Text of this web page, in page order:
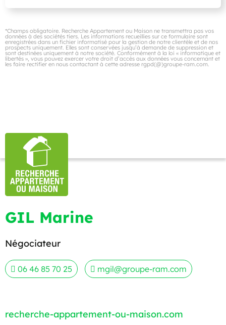
*Champs obligatoire. Recherche Appartement ou Maison ne transmettra pas vos
données à des sociétés tiers. Les informations recueillies sur ce formulaire sont
enregistrées dans un fichier informatisé pour la gestion de notre clientèle et de nos
prospects uniquement. Elles sont conservées jusqu’à demande de suppression et
sont destinées uniquement à notre société. Conformément à la loi « informatique et
libertés », vous pouvez exercer votre droit d’accès aux données vous concernant et
les faire rectifier en nous contactant à cette adresse rgpd(@)groupe-ram.com.
GIL Marine
Négociateur
06 46 85 70 25 mgil@groupe-ram.com
recherche-appartement-ou-maison.com